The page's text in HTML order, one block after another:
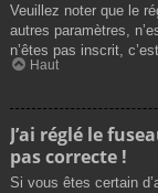
Veuillez noter que le
autres paramètres,
n’êtes pas inscrit,
Haut
J’ai réglé le
pas correcte !
Si vous êtes certain